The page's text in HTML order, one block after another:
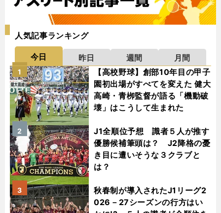
人気記事ランキング
今日 昨日 週間
月間
【高校野球】創部10年目の甲子
園初出場がすべてを変えた 健大
高崎・青栁監督が語る「機動破
壊」はこうして生まれた
1
J1全順位予想 識者５人が推す
優勝候補筆頭は？ J2降格の憂
き目に遭いそうな３クラブと
は？
2
秋春制が導入されたJ1リーグ2
026－27シーズンの行方はい
3